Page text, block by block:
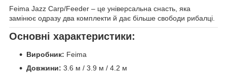
Feima Jazz Carp/Feeder – це універсальна снасть, яка
замінює одразу два комплекти й дає більше свободи рибалці.
Основні характеристики:
Виробник: Feima
Довжини: 3.6 м / 3.9 м / 4.2 м